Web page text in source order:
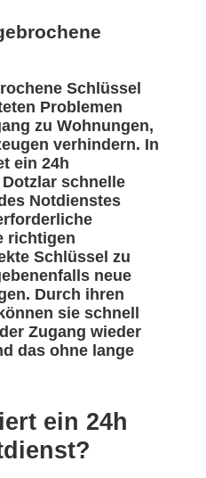
Schlüssel
Problemen
zu Wohnungen,
verhindern. In
ein 24h
schnelle
Notdienstes
richtigen
Schlüssel zu
neue
Durch ihren
sie schnell
Zugang wieder
das ohne lange
ein 24h